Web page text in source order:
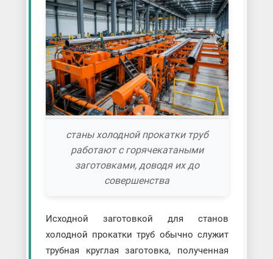
станы холодной прокатки труб
работают с горячекатаными
заготовками, доводя их до
совершенства
Исходной заготовкой для станов
холодной прокатки труб обычно служит
трубная круглая заготовка, полученная